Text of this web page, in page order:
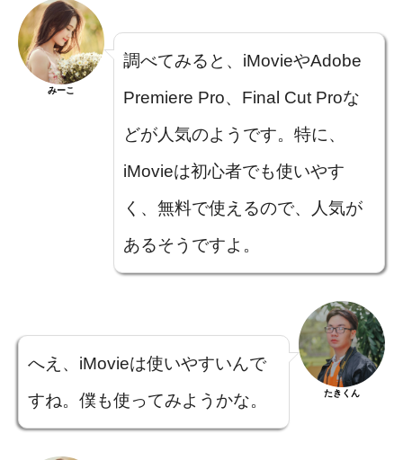
みーこ
調べてみると、iMovieやAdobe
Premiere Pro、Final Cut Proな
どが人気のようです。特に、
iMovieは初心者でも使いやす
く、無料で使えるので、人気が
あるそうですよ。
へえ、iMovieは使いやすいんで
すね。僕も使ってみようかな。
たきくん